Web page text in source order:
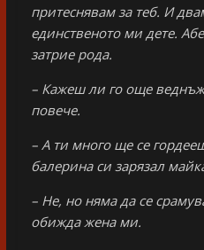
притеснявам за теб. И
единственото ми дете.
затрие рода.
– Кажеш ли го още
повече.
– А ти много ще се
балерина си зарязал
– Не, но няма да се
обижда жена ми.